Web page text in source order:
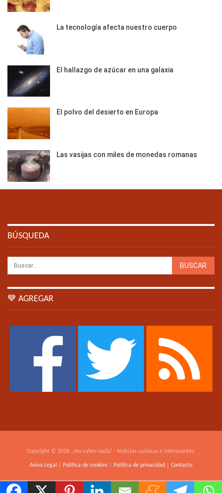
La tecnología afecta nuestro cuerpo
El hallazgo de azúcar en una galaxia
El polvo del desierto en Europa
Las vasijas con miles de monedas romanas
BÚSQUEDA
💙 AGREGAR
Copyright © 2026. ¡No sabes nada! - Noticias curiosas e interesantes.
Aviso Legal Política de cookies Política de privacidad Contacto